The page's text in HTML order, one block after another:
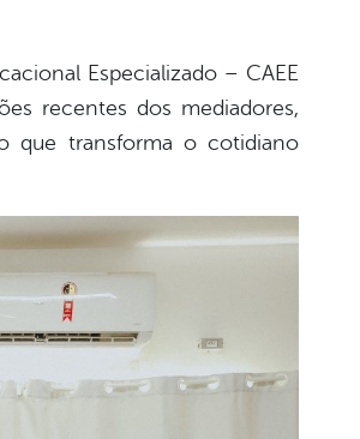
Especializado – CAEE
recentes dos mediadores,
que transforma o cotidiano